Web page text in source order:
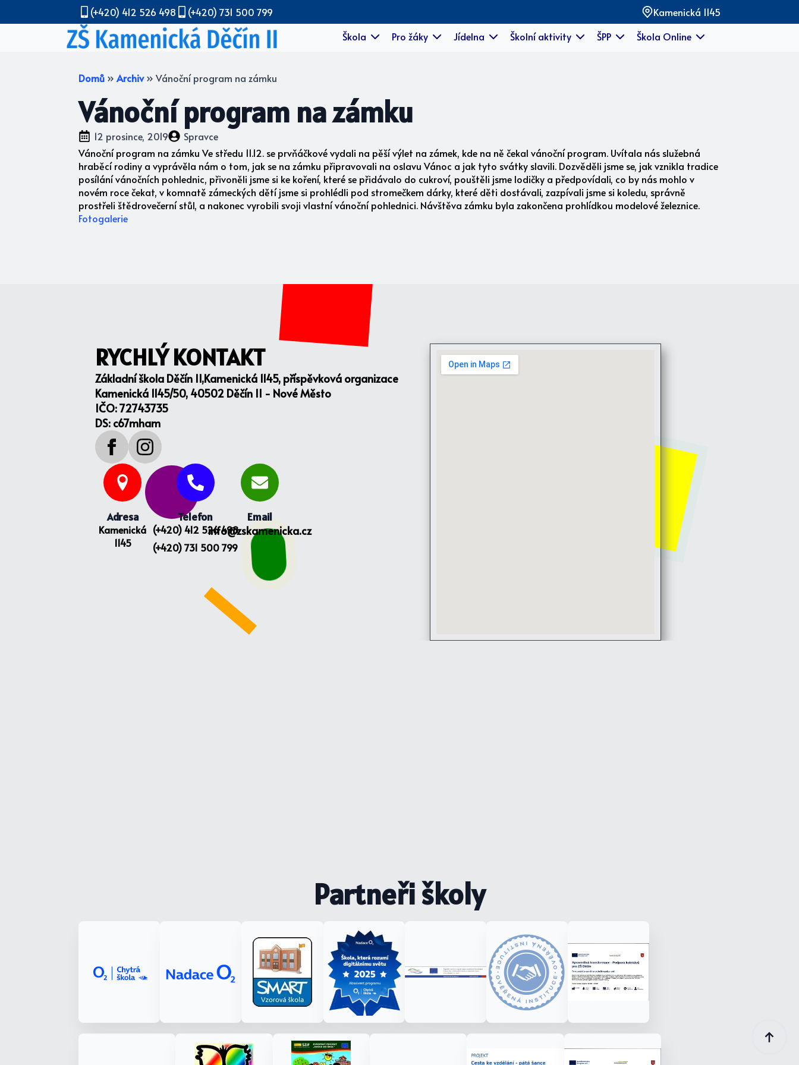
(+420) 412 526 498 (+420) 731 500 799
Kamenická 1145
Škola
Pro žáky Jídelna Školní aktivity ŠPP Škola Online
Domů » Archiv » Vánoční program na zámku
Vánoční program na zámku
12 prosince, 2019
Spravce
Vánoční program na zámku Ve středu 11.12. se prvňáčkové vydali na pěší výlet na zámek, kde na ně čekal vánoční program. Uvítala nás služebná
hraběcí rodiny a vyprávěla nám o tom, jak se na zámku připravovali na oslavu Vánoc a jak tyto svátky slavili. Dozvěděli jsme se, jak vznikla tradice
posílání vánočních pohlednic, přivoněli jsme si ke koření, které se přidávalo do cukroví, pouštěli jsme lodičky a předpovídali, co by nás mohlo v
novém roce čekat, v komnatě zámeckých dětí jsme si prohlédli pod stromečkem dárky, které děti dostávali, zazpívali jsme si koledu, správně
prostřeli štědrovečerní stůl, a nakonec vyrobili svoji vlastní vánoční pohlednici. Návštěva zámku byla zakončena prohlídkou modelové železnice.
Fotogalerie
RYCHLÝ KONTAKT
Základní škola Děčín II,Kamenická 1145, příspěvková organizace
Kamenická 1145/50, 40502 Děčín II - Nové Město
IČO: 72743735
DS: c67mham
Adresa
Kamenická
1145
Telefon
(+420) 412 526 498
(+420) 731 500 799
Email
info@zskamenicka.cz
Partneři školy